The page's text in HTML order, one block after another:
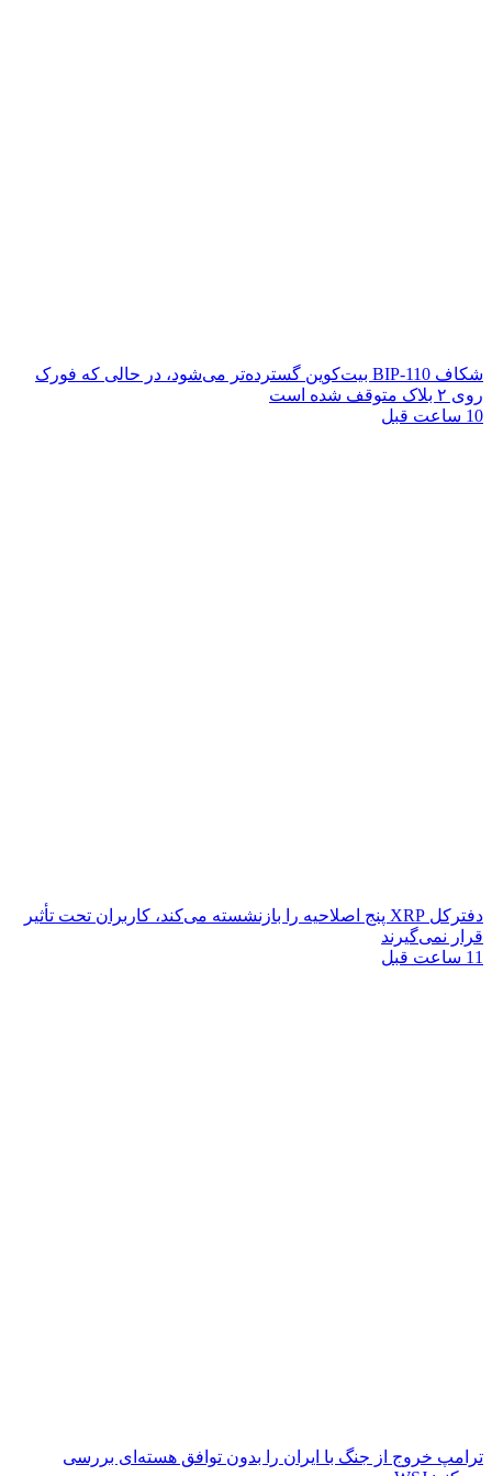
شکاف BIP-110 بیت‌کوین گسترده‌تر می‌شود، در حالی که فورک
روی ۲ بلاک متوقف شده است
10 ساعت قبل
دفترکل XRP پنج اصلاحیه را بازنشسته می‌کند، کاربران تحت تأثیر
قرار نمی‌گیرند
11 ساعت قبل
ترامپ خروج از جنگ با ایران را بدون توافق هسته‌ای بررسی